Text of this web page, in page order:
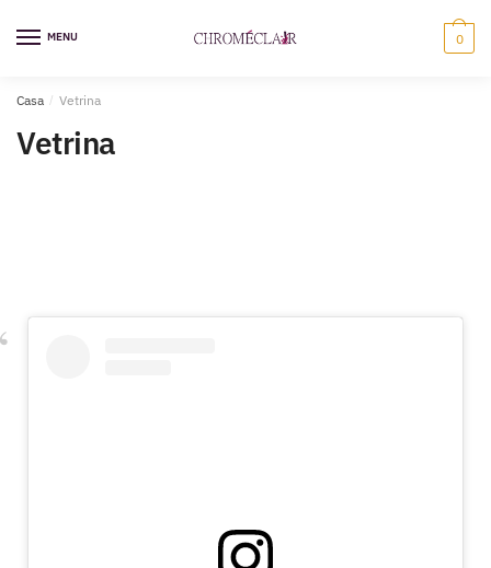
MENU 0
Casa / Vetrina
Vetrina